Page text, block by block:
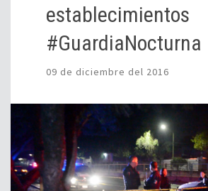
establecimientos
#GuardiaNocturna
09 de diciembre del 2016